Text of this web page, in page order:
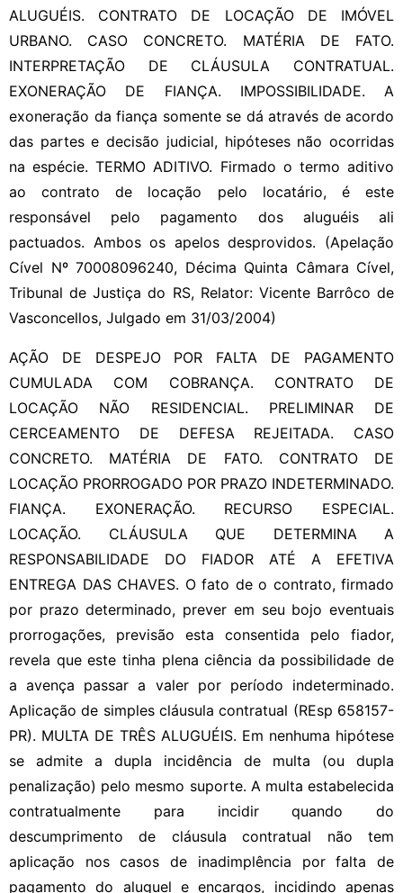
ALUGUÉIS. CONTRATO DE LOCAÇÃO DE IMÓVEL
URBANO. CASO CONCRETO. MATÉRIA DE FATO.
INTERPRETAÇÃO DE CLÁUSULA CONTRATUAL.
EXONERAÇÃO DE FIANÇA. IMPOSSIBILIDADE. A
exoneração da fiança somente se dá através de acordo
das partes e decisão judicial, hipóteses não ocorridas
na espécie. TERMO ADITIVO. Firmado o termo aditivo
ao contrato de locação pelo locatário, é este
responsável pelo pagamento dos aluguéis ali
pactuados. Ambos os apelos desprovidos. (Apelação
Cível Nº 70008096240, Décima Quinta Câmara Cível,
Tribunal de Justiça do RS, Relator: Vicente Barrôco de
Vasconcellos, Julgado em 31/03/2004)
AÇÃO DE DESPEJO POR FALTA DE PAGAMENTO
CUMULADA COM COBRANÇA. CONTRATO DE
LOCAÇÃO NÃO RESIDENCIAL. PRELIMINAR DE
CERCEAMENTO DE DEFESA REJEITADA. CASO
CONCRETO. MATÉRIA DE FATO. CONTRATO DE
LOCAÇÃO PRORROGADO POR PRAZO INDETERMINADO.
FIANÇA. EXONERAÇÃO. RECURSO ESPECIAL.
LOCAÇÃO. CLÁUSULA QUE DETERMINA A
RESPONSABILIDADE DO FIADOR ATÉ A EFETIVA
ENTREGA DAS CHAVES. O fato de o contrato, firmado
por prazo determinado, prever em seu bojo eventuais
prorrogações, previsão esta consentida pelo fiador,
revela que este tinha plena ciência da possibilidade de
a avença passar a valer por período indeterminado.
Aplicação de simples cláusula contratual (REsp 658157-
PR). MULTA DE TRÊS ALUGUÉIS. Em nenhuma hipótese
se admite a dupla incidência de multa (ou dupla
penalização) pelo mesmo suporte. A multa estabelecida
contratualmente para incidir quando do
descumprimento de cláusula contratual não tem
aplicação nos casos de inadimplência por falta de
pagamento do aluguel e encargos, incidindo apenas